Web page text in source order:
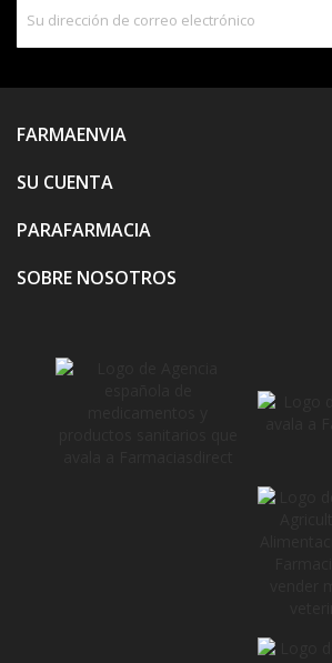
FARMAENVIA
SU CUENTA
PARAFARMACIA
SOBRE NOSOTROS